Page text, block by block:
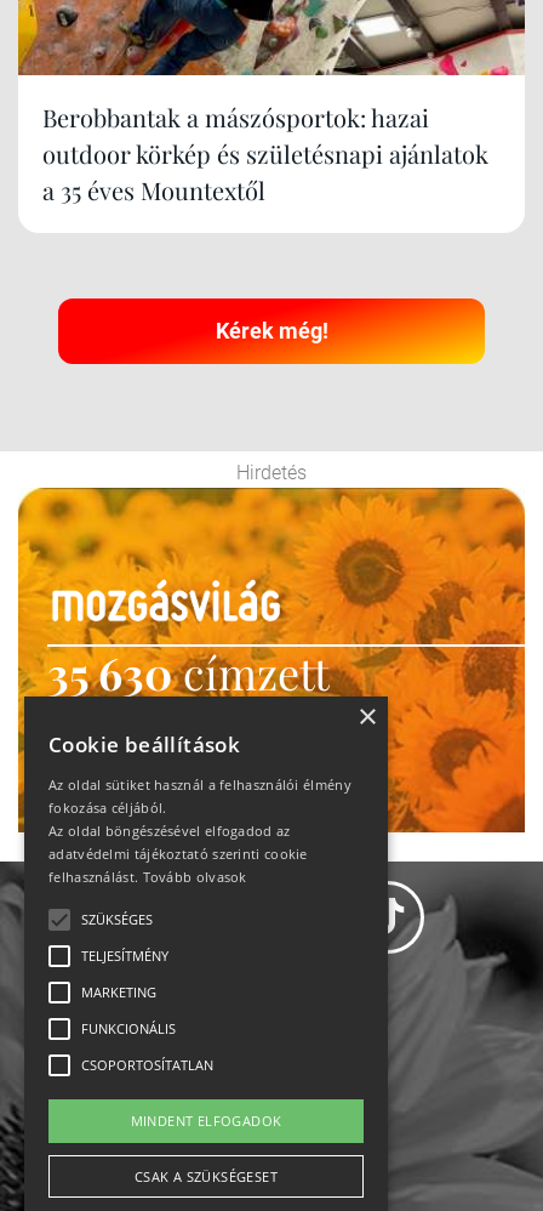
Berobbantak a mászósportok: hazai
outdoor körkép és születésnapi ajánlatok
a 35 éves Mountextől
Kérek még!
Hirdetés
35 630címzett
heti motiváció
Ne maradj le!
Állásajánlatok
Impresszum-kapcsolat
Jogi nyilatkozat
×
Cookie beállítások
Az oldal sütiket használ a felhasználói élmény
fokozása céljából.
Az oldal böngészésével elfogadod az
adatvédelmi tájékoztató szerinti cookie
felhasználást. Tovább olvasok
SZÜKSÉGES
TELJESÍTMÉNY
MARKETING
FUNKCIONÁLIS
CSOPORTOSÍTATLAN
MINDENT ELFOGADOK
CSAK A SZÜKSÉGESET